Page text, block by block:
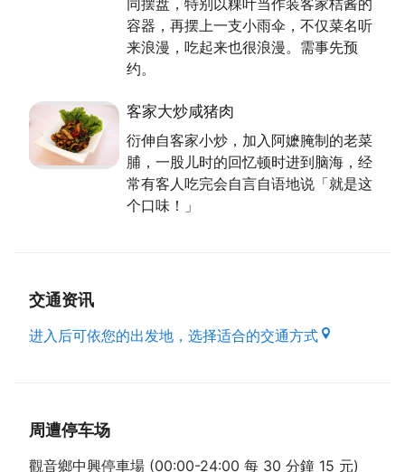
觉得很欣慰，正因为顾客这份想念，我们就成功了！」
访问的尾声，刘老板娘接到老板打来的电话，原因是捕
到一船的新鲜渔获。老板娘指定了几种鱼种後，就请老
板直接把船开到基隆渔港贩卖。如是「尚青」的情节上
资料来源: 桃园客家事务局出版《海客之都》
同摆盘，特别以粿叶当作装客家桔酱的
容器，再摆上一支小雨伞，不仅菜名听
来浪漫，吃起来也很浪漫。需事先预
约。
客家大炒咸猪肉
衍伸自客家小炒，加入阿嬷腌制的老菜
脯，一股儿时的回忆顿时进到脑海，经
常有客人吃完会自言自语地说「就是这
个口味！」
交通资讯
进入后可依您的出发地，选择适合的交通方式
周遭停车场
觀音鄉中興停車場 (00:00-24:00 每 30 分鐘 15 元)